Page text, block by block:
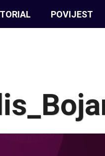
POVIJEST